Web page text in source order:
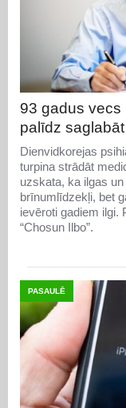
93 gadus vecs
palīdz
Dienvidkorejas
turpina strādāt
uzskata, ka ilgas
brīnumlīdzekļi, bet
ievēroti gadiem ilgi.
“Chosun Ilbo”.
PASAULĒ